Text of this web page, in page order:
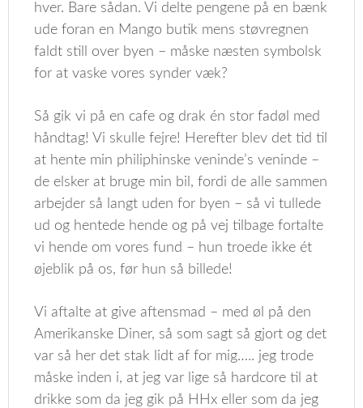
hver. Bare sådan. Vi delte pengene på en bænk
ude foran en Mango butik mens støvregnen
faldt still over byen – måske næsten symbolsk
for at vaske vores synder væk?
Så gik vi på en cafe og drak én stor fadøl med
håndtag! Vi skulle fejre! Herefter blev det tid til
at hente min philiphinske veninde’s veninde –
de elsker at bruge min bil, fordi de alle sammen
arbejder så langt uden for byen – så vi tullede
ud og hentede hende og på vej tilbage fortalte
vi hende om vores fund – hun troede ikke ét
øjeblik på os, før hun så billede!
Vi aftalte at give aftensmad – med øl på den
Amerikanske Diner, så som sagt så gjort og det
var så her det stak lidt af for mig….. jeg trode
måske inden i, at jeg var lige så hardcore til at
drikke som da jeg gik på HHx eller som da jeg